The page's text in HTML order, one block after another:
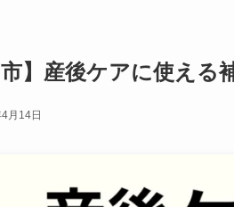
市】産後ケアに使える
月14日